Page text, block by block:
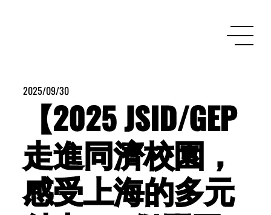
2025/09/30
【2025 JSID/GEP
走進同濟校園，
感受上海的多元